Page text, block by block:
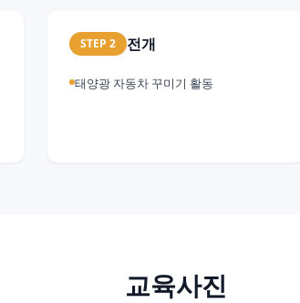
STEP 2 전개
태양광 자동차 꾸미기 활동
교육사진